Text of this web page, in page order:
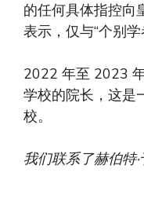
的任何具体指控向
表示，仅与“个别学
2022 年至 2023
学校的院长，这是
校。
我们联系了赫伯特·